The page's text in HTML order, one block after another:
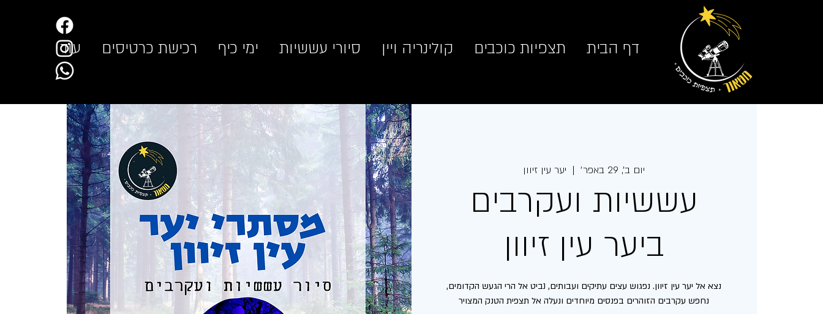
דף הבית תצפיות כוכבים קולינריה ויין סיורי עששיות ימי כיף רכישת כרטיסים עוד
יום ב׳, 29 באפר׳
  |
יער עין זיוון
עששיות ועקרבים
ביער עין זיוון
נצא אל יער עין זיוון. נפגוש עצים עתיקים ועבותים, נביט אל הרי הגעש הקדומים,
נחפש עקרבים הזוהרים בפנסים מיוחדים ונעלה אל תצפית הטנק המצויר